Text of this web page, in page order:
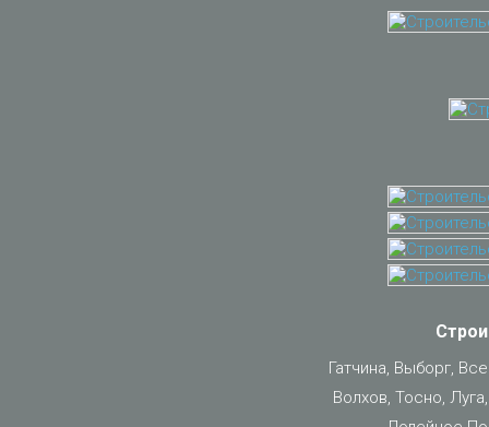
Гатчина, Выборг,
Волхов, Тосно,